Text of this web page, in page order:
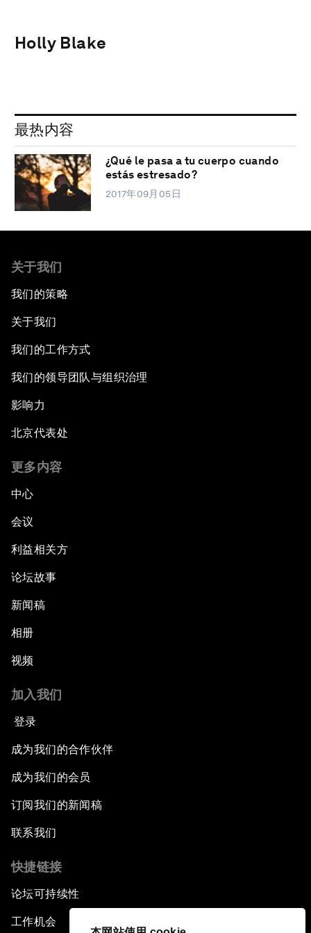
Holly Blake
最热内容
¿Qué le pasa a tu cuerpo cuando
estás estresado?
2017年09月05日
关于我们
我们的策略
关于我们
我们的工作方式
我们的领导团队与组织治理
影响力
北京代表处
更多内容
中心
会议
利益相关方
论坛故事
新闻稿
相册
视频
加入我们
登录
成为我们的合作伙伴
成为我们的会员
订阅我们的新闻稿
联系我们
快捷链接
论坛可持续性
工作机会